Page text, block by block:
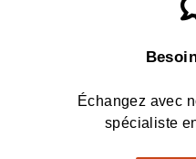
Échangez avec
spécialiste